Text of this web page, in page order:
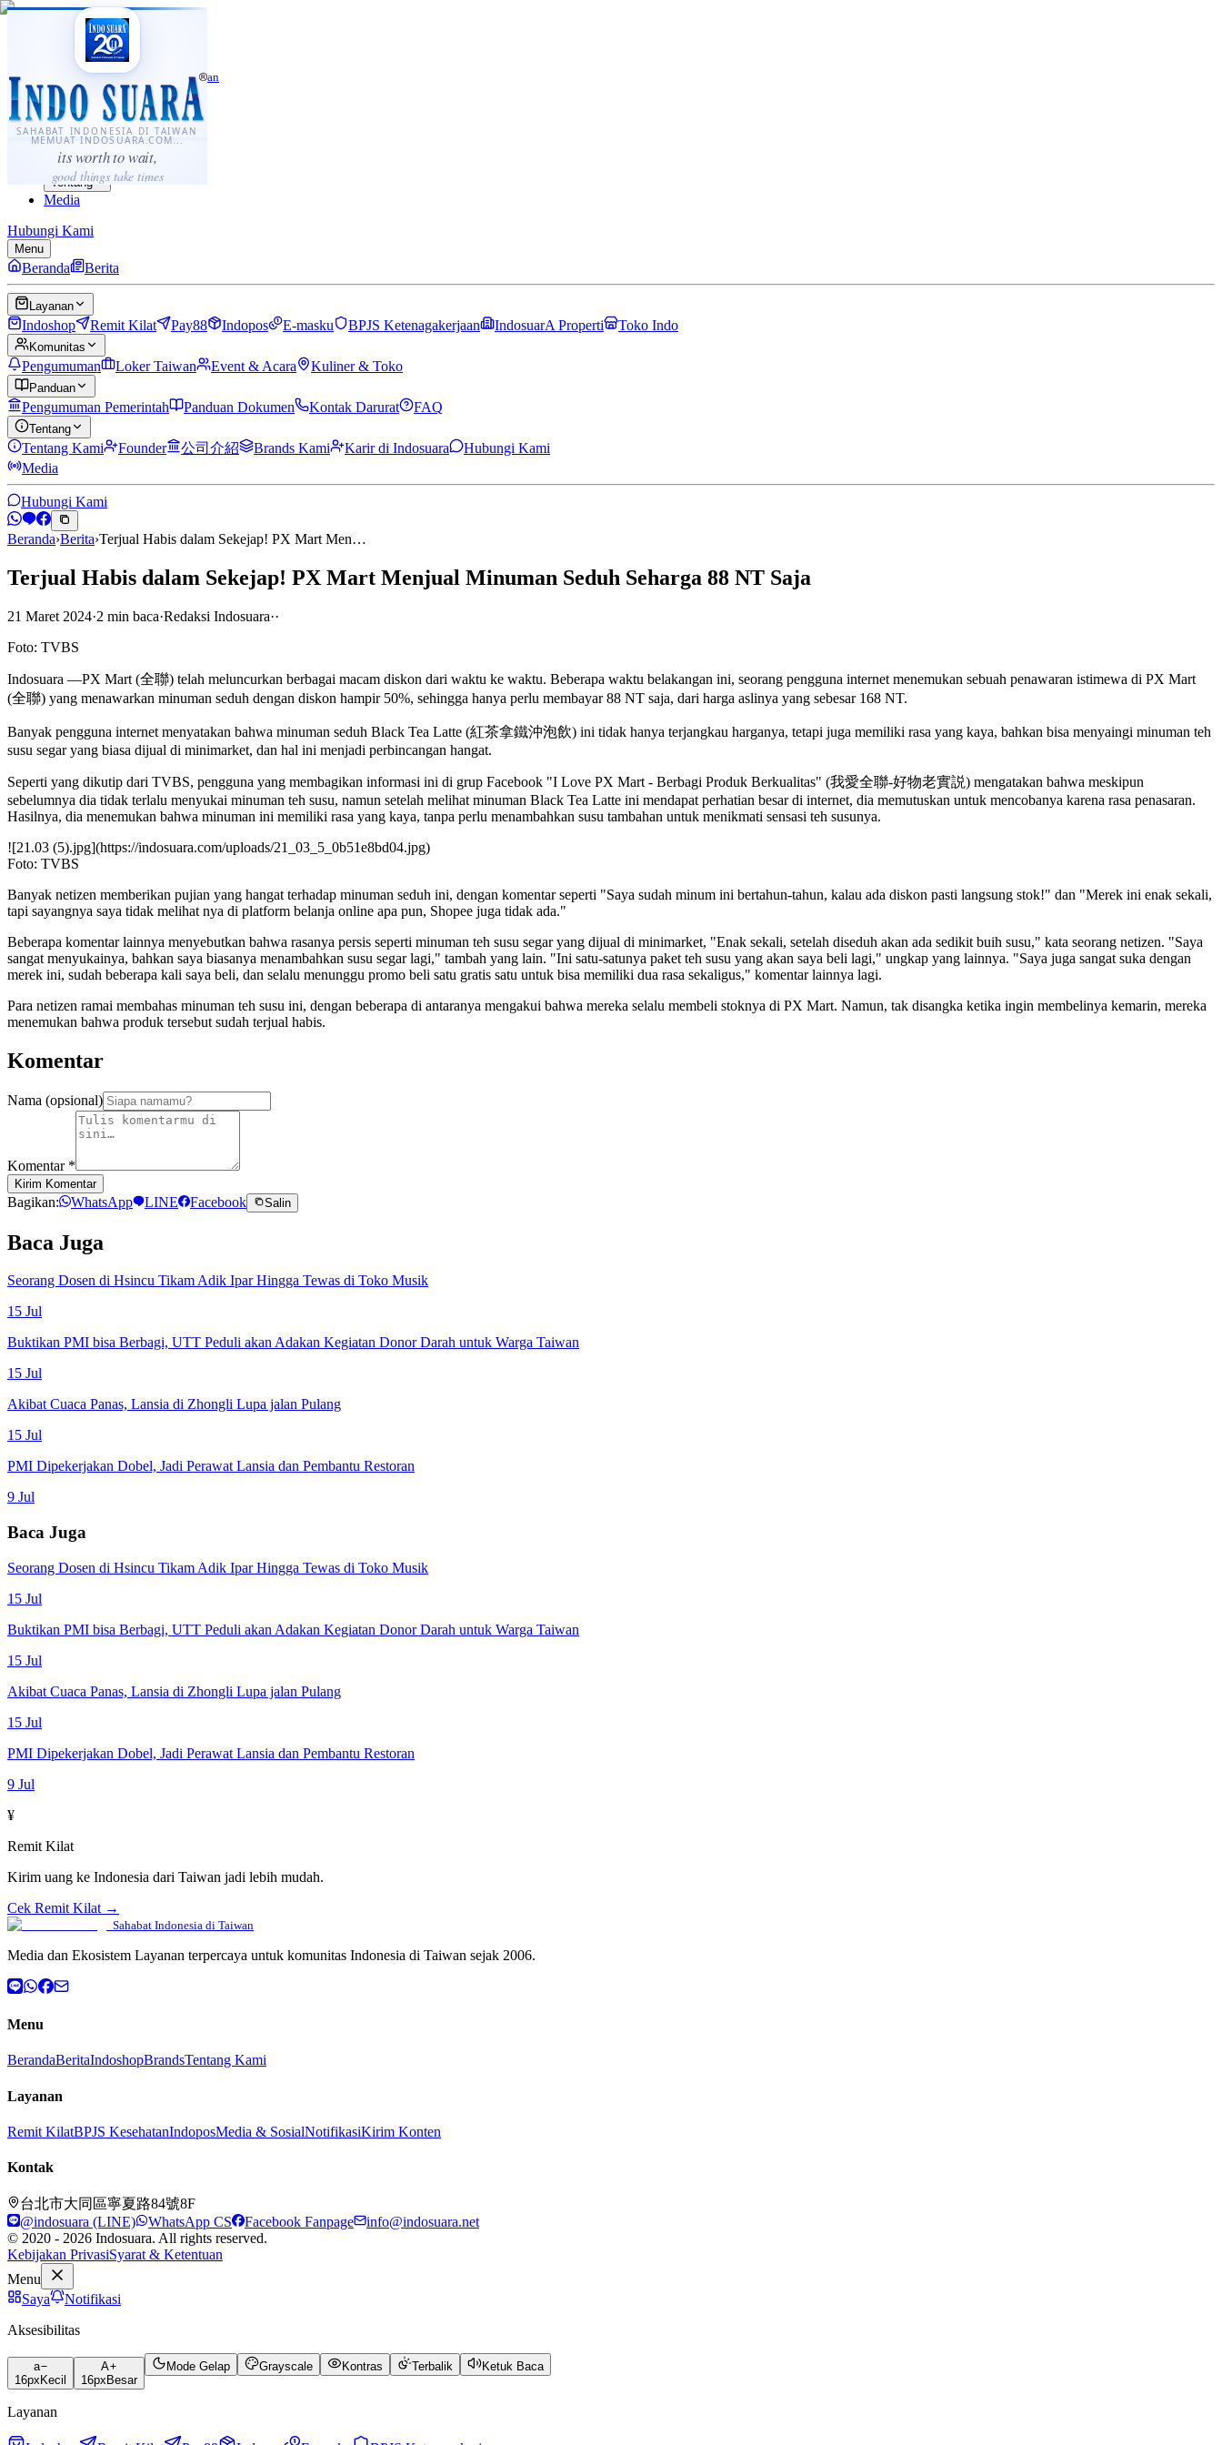
SAHABAT INDONESIA DI TAIWAN
MEMUAT INDOSUARA.COM...
its worth to wait,
good things take times
·...
⌘K
Sahabat Indonesia di Taiwan
Berita
Layanan
Komunitas
Panduan
Tentang
Media
Hubungi Kami
Menu
Beranda Berita
Layanan
Indoshop Remit Kilat Pay88 Indopos E-masku BPJS Ketenagakerjaan IndosuarA Properti Toko Indo
Komunitas
Pengumuman Loker Taiwan Event & Acara Kuliner & Toko
Panduan
Pengumuman Pemerintah Panduan Dokumen Kontak Darurat FAQ
Tentang
Tentang Kami Founder 公司介紹 Brands Kami Karir di Indosuara
Hubungi Kami
Media
Hubungi Kami
Beranda›Berita›Terjual Habis dalam Sekejap! PX Mart Men…
Terjual Habis dalam Sekejap! PX Mart Menjual Minuman Seduh Seharga 88 NT Saja
21 Maret 2024·2 min baca·Redaksi Indosuara··
Foto: TVBS
Indosuara —PX Mart (全聯) telah meluncurkan berbagai macam diskon dari waktu ke waktu. Beberapa waktu belakangan ini, seorang pengguna internet menemukan sebuah penawaran istimewa di PX Mart
(全聯) yang menawarkan minuman seduh dengan diskon hampir 50%, sehingga hanya perlu membayar 88 NT saja, dari harga aslinya yang sebesar 168 NT.
Banyak pengguna internet menyatakan bahwa minuman seduh Black Tea Latte (紅茶拿鐵沖泡飲) ini tidak hanya terjangkau harganya, tetapi juga memiliki rasa yang kaya, bahkan bisa menyaingi minuman teh
susu segar yang biasa dijual di minimarket, dan hal ini menjadi perbincangan hangat.
Seperti yang dikutip dari TVBS, pengguna yang membagikan informasi ini di grup Facebook "I Love PX Mart - Berbagi Produk Berkualitas" (我愛全聯-好物老實説) mengatakan bahwa meskipun
sebelumnya dia tidak terlalu menyukai minuman teh susu, namun setelah melihat minuman Black Tea Latte ini mendapat perhatian besar di internet, dia memutuskan untuk mencobanya karena rasa penasaran.
Hasilnya, dia menemukan bahwa minuman ini memiliki rasa yang kaya, tanpa perlu menambahkan susu tambahan untuk menikmati sensasi teh susunya.
![21.03 (5).jpg](https://indosuara.com/uploads/21_03_5_0b51e8bd04.jpg)
Foto: TVBS
Banyak netizen memberikan pujian yang hangat terhadap minuman seduh ini, dengan komentar seperti "Saya sudah minum ini bertahun-tahun, kalau ada diskon pasti langsung stok!" dan "Merek ini enak sekali,
tapi sayangnya saya tidak melihat nya di platform belanja online apa pun, Shopee juga tidak ada."
Beberapa komentar lainnya menyebutkan bahwa rasanya persis seperti minuman teh susu segar yang dijual di minimarket, "Enak sekali, setelah diseduh akan ada sedikit buih susu," kata seorang netizen. "Saya
sangat menyukainya, bahkan saya biasanya menambahkan susu segar lagi," tambah yang lain. "Ini satu-satunya paket teh susu yang akan saya beli lagi," ungkap yang lainnya. "Saya juga sangat suka dengan
merek ini, sudah beberapa kali saya beli, dan selalu menunggu promo beli satu gratis satu untuk bisa memiliki dua rasa sekaligus," komentar lainnya lagi.
Para netizen ramai membahas minuman teh susu ini, dengan beberapa di antaranya mengakui bahwa mereka selalu membeli stoknya di PX Mart. Namun, tak disangka ketika ingin membelinya kemarin, mereka
menemukan bahwa produk tersebut sudah terjual habis.
Komentar
Nama (opsional)
Komentar *
Kirim Komentar
Bagikan: WhatsApp LINE Facebook Salin
Baca Juga
Seorang Dosen di Hsincu Tikam Adik Ipar Hingga Tewas di Toko Musik
15 Jul
Buktikan PMI bisa Berbagi, UTT Peduli akan Adakan Kegiatan Donor Darah untuk Warga Taiwan
15 Jul
Akibat Cuaca Panas, Lansia di Zhongli Lupa jalan Pulang
15 Jul
PMI Dipekerjakan Dobel, Jadi Perawat Lansia dan Pembantu Restoran
9 Jul
Baca Juga
Seorang Dosen di Hsincu Tikam Adik Ipar Hingga Tewas di Toko Musik
15 Jul
Buktikan PMI bisa Berbagi, UTT Peduli akan Adakan Kegiatan Donor Darah untuk Warga Taiwan
15 Jul
Akibat Cuaca Panas, Lansia di Zhongli Lupa jalan Pulang
15 Jul
PMI Dipekerjakan Dobel, Jadi Perawat Lansia dan Pembantu Restoran
9 Jul
¥
Remit Kilat
Kirim uang ke Indonesia dari Taiwan jadi lebih mudah.
Cek Remit Kilat →
Sahabat Indonesia di Taiwan
Media dan Ekosistem Layanan terpercaya untuk komunitas Indonesia di Taiwan sejak 2006.
Menu
BerandaBeritaIndoshopBrandsTentang Kami
Layanan
Remit KilatBPJS KesehatanIndoposMedia & SosialNotifikasiKirim Konten
Kontak
台北市大同區寧夏路84號8F
@indosuara (LINE)
WhatsApp CS Facebook Fanpage
info@indosuara.net
© 2020 - 2026 Indosuara. All rights reserved.
Kebijakan PrivasiSyarat & Ketentuan
Menu
Saya
Notifikasi
Aksesibilitas
a
16px Kecil
A
16px Besar
Mode Gelap Grayscale Kontras Terbalik Ketuk Baca
Layanan